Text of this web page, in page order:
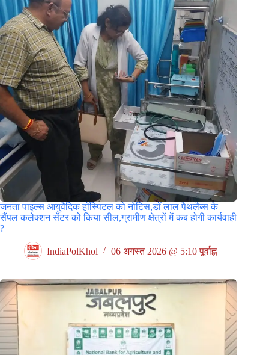
जनता पाइल्स आयुर्वेदिक हॉस्पिटल को नोटिस,डॉ लाल पैथलैब्स के
सैंपल कलेक्शन सेंटर को किया सील,ग्रामीण क्षेत्रों में कब होगी कार्यवाही
?
IndiaPolKhol 06 अगस्त 2026 @ 5:10 पूर्वाह्न